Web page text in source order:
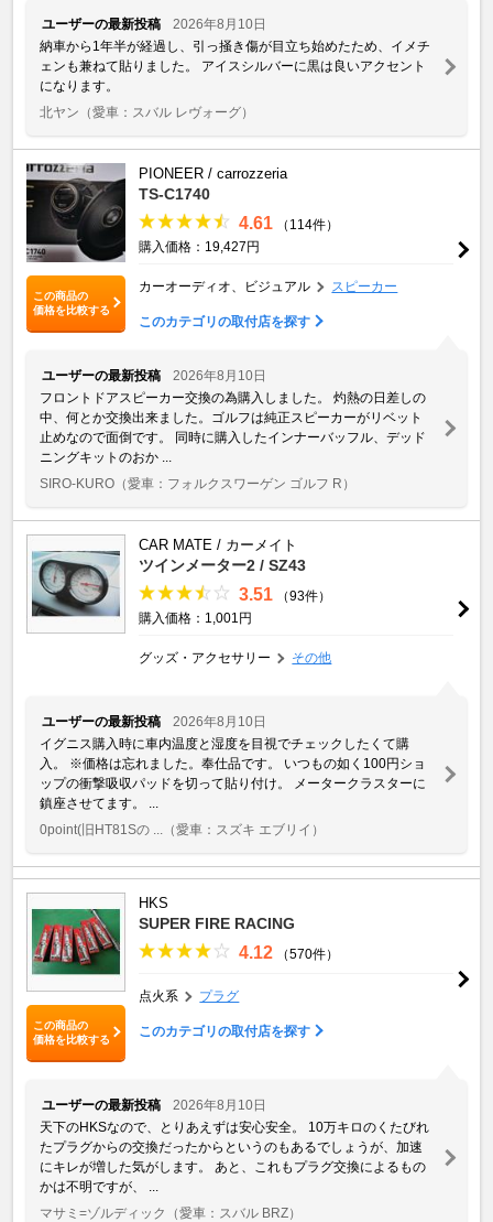
ユーザーの最新投稿
2026年8月10日
納車から1年半が経過し、引っ掻き傷が目立ち始めたため、イメチ
ェンも兼ねて貼りました。 アイスシルバーに黒は良いアクセント
になります。
北ヤン （愛車：スバル レヴォーグ）
この商品の
価格を比較する
PIONEER / carrozzeria
TS-C1740
4.61
（114件）
購入価格：19,427円
カーオーディオ、ビジュアル スピーカー
このカテゴリの取付店を探す
ユーザーの最新投稿
2026年8月10日
フロントドアスピーカー交換の為購入しました。 灼熱の日差しの
中、何とか交換出来ました。ゴルフは純正スピーカーがリベット
止めなので面倒です。 同時に購入したインナーバッフル、デッド
ニングキットのおか ...
SIRO-KURO （愛車：フォルクスワーゲン ゴルフ R）
CAR MATE / カーメイト
ツインメーター2 / SZ43
3.51
（93件）
購入価格：1,001円
グッズ・アクセサリー その他
ユーザーの最新投稿
2026年8月10日
イグニス購入時に車内温度と湿度を目視でチェックしたくて購
入。 ※価格は忘れました。奉仕品です。 いつもの如く100円ショ
ップの衝撃吸収パッドを切って貼り付け。 メータークラスターに
鎮座させてます。 ...
0point(旧HT81Sの ...
（愛車：スズキ エブリイ）
この商品の
価格を比較する
HKS
SUPER FIRE RACING
4.12 （570件）
点火系 プラグ
このカテゴリの取付店を探す
ユーザーの最新投稿
2026年8月10日
天下のHKSなので、とりあえずは安心安全。 10万キロのくたびれ
たプラグからの交換だったからというのもあるでしょうが、加速
にキレが増した気がします。 あと、これもプラグ交換によるもの
かは不明ですが、 ...
マサミ=ゾルディック
（愛車：スバル BRZ）